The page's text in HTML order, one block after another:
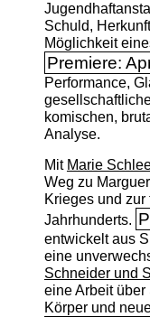
Schuld,
Möglichkeit
Premiere:
Performance,
komischen,
Analyse.
Mit Marie
Weg zu
Krieges und
Jahrhunderts.
entwickelt aus
eine
Schneider und
eine Arbeit
Körper und